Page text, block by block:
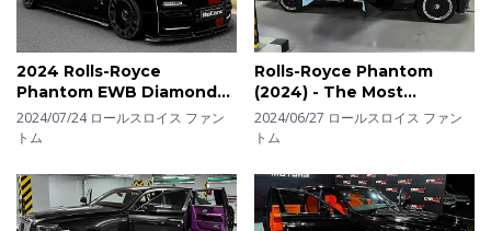
2024 Rolls-Royce
Phantom EWB Diamond
Edition - New Brutal
Luxury Sedan by
2024/07/24 ロールスロイス ファン
トム
Rolls-Royce Phantom
(2024) - The Most
Expensive Large Sedan!
2024/06/27 ロールスロイス ファン
トム